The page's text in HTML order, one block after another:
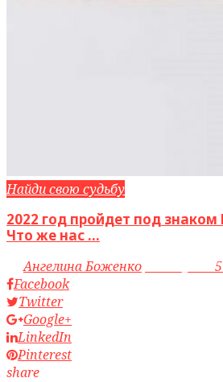
Найди свою судьбу
2022 год пройдет под знаком
Что же нас ...
byАнгелина Боженко
Facebook
Twitter
Google+
LinkedIn
Pinterest
share